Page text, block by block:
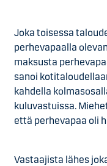
Joka toisessa
perhevapaalla
maksusta
sanoi
kahdella
kuluvastuissa.
että perhevapaa oli
Vastaajista lähes